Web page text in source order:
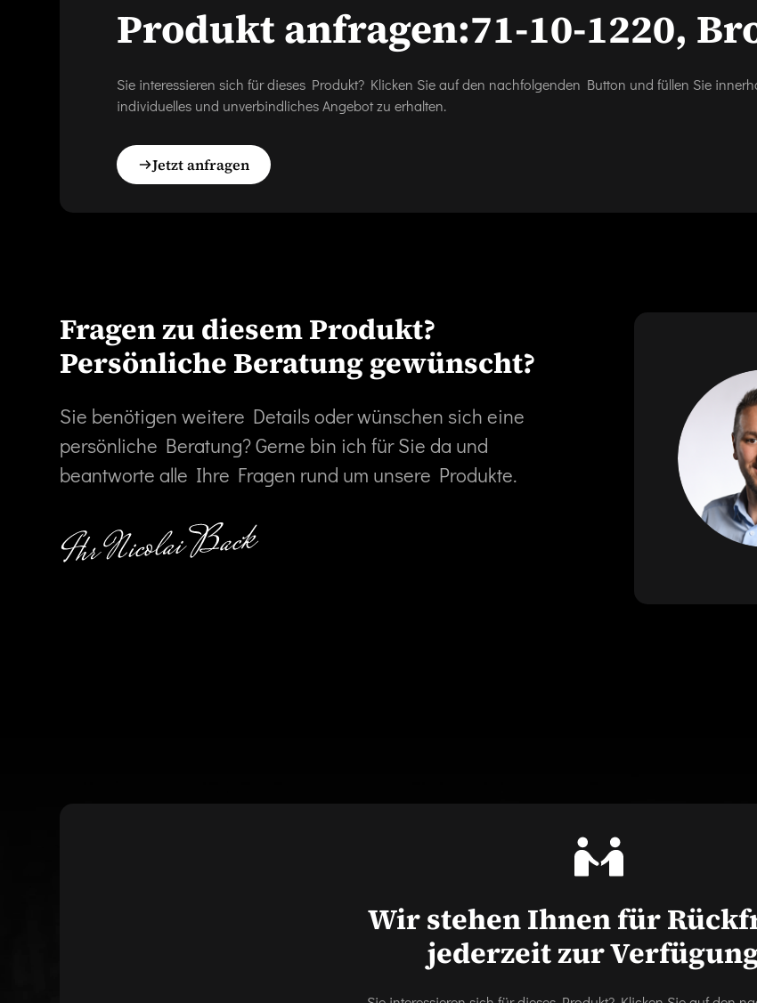
Produkt anfragen:71-10-1220,
Sie interessieren sich für dieses Produkt? Klicken Sie auf den nachfolgenden Button und füllen Sie
individuelles und unverbindliches Angebot zu erhalten.
Jetzt anfragen
Fragen zu diesem Produkt?
Persönliche Beratung gewünscht?
Sie benötigen weitere Details oder wünschen sich eine
persönliche Beratung? Gerne bin ich für Sie da und
beantworte alle Ihre Fragen rund um unsere Produkte.
Wir stehen Ihnen für
jederzeit zur